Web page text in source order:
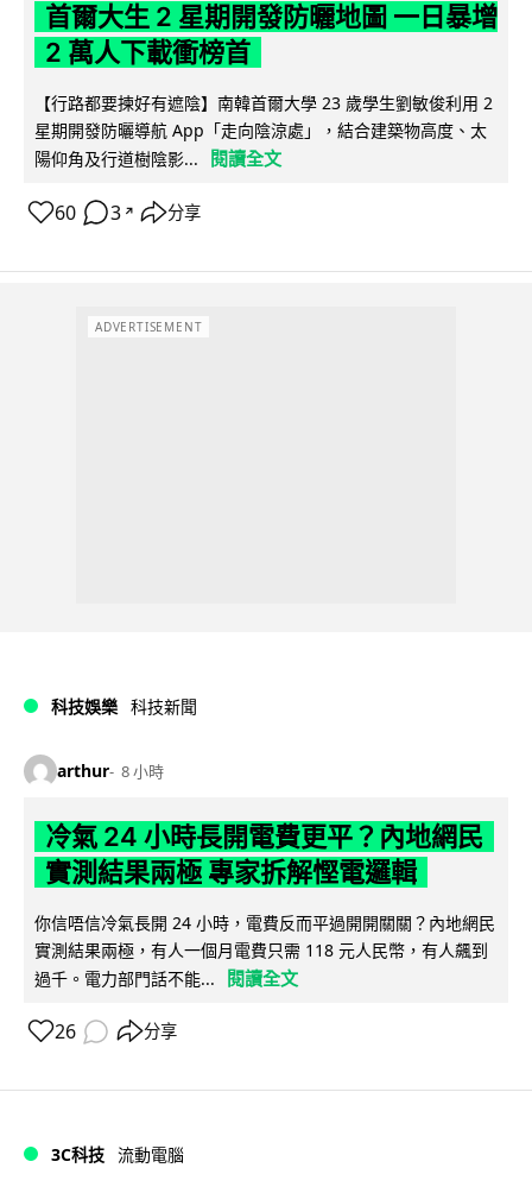
首爾大生 2 星期開發防曬地圖 一日暴增
2 萬人下載衝榜首
【行路都要揀好有遮陰】南韓首爾大學 23 歲學生劉敏俊利用 2
星期開發防曬導航 App「走向陰涼處」，結合建築物高度、太
陽仰角及行道樹陰影...
閱讀全文
60 3 ↗ 分享
ADVERTISEMENT
科技娛樂 科技新聞
arthur 8 小時
冷氣 24 小時長開電費更平？內地網民
實測結果兩極 專家拆解慳電邏輯
你信唔信冷氣長開 24 小時，電費反而平過開開關關？內地網民
實測結果兩極，有人一個月電費只需 118 元人民幣，有人飆到
過千。電力部門話不能...
閱讀全文
26 分享
3C科技 流動電腦